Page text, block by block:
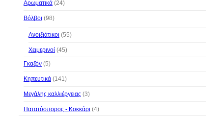
Αρωματικά (24)
Βόλβοι (98)
Ανοιξιάτικοι (55)
Χειμερινοί (45)
Γκαζόν (5)
Κηπευτικά (141)
Μεγάλης καλλιέργειας (3)
Πατατόσπορος - Κοκκάρι (4)